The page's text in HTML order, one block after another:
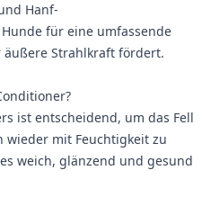
Hanf-
für eine umfassende
Strahlkraft fördert.
ist entscheidend, um das Fell
wieder mit Feuchtigkeit zu
weich, glänzend und gesund